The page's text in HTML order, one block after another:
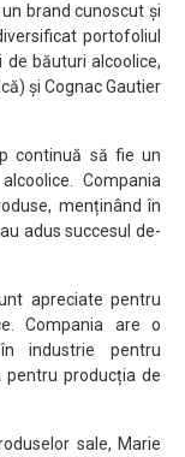
brand cunoscut și
portofoliul
băuturi alcoolice,
și Cognac Gautier
continuă să fie un
Compania
menținând în
adus succesul de-
apreciate pentru
Compania are o
industrie pentru
producția de
sale, Marie